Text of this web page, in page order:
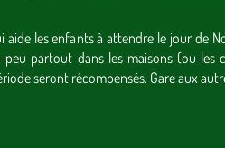
aide les enfants à attendre le jour de
partout dans les maisons (ou les
seront récompensés. Gare aux